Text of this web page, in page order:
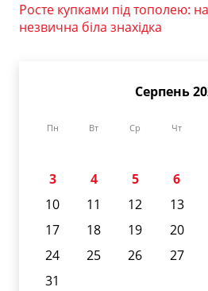
Росте купками під тополею:
незвична біла знахідка
Серпень
Пн Вт Ср Чт
3
4 5 6
10
11 12 13
17
18 19 20
24
25 26 27
31